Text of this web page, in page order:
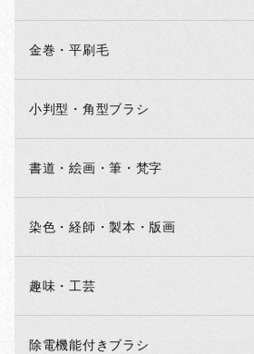
金巻・平刷毛
小判型・角型ブラシ
書道・絵画・筆・梵字
染色・経師・製本・版画
趣味・工芸
除電機能付きブラシ